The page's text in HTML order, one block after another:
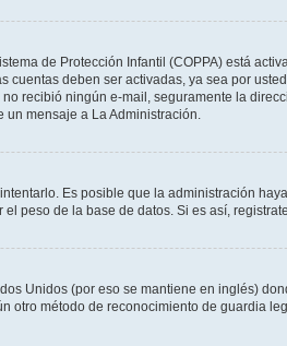
de Protección Infantil (COPPA) está
deben ser activadas, ya sea por
recibió ningún e-mail, seguramente la
un mensaje a La Administración.
Es posible que la administración
peso de la base de datos. Si es así,
Unidos (por eso se mantiene en inglés)
método de reconocimiento de guardia